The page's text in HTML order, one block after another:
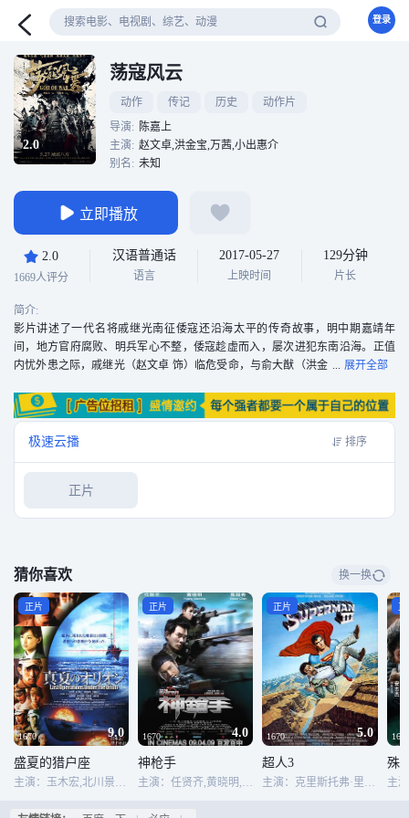
登录
2.0
荡寇风云
动作 传记 历史
动作片
导演: 陈嘉上
主演: 赵文卓,洪金宝,万茜,小出惠介
别名: 未知
立即播放
2.0
1669人评分
汉语普通话
语言
2017-05-27
上映时间
129分钟
片长
简介:
影片讲述了一代名将戚继光南征倭寇还沿海太平的传奇故事，明中期嘉靖年
间，地方官府腐败、明兵军心不整，倭寇趁虚而入，屡次进犯东南沿海。正值
内忧外患之际，戚继光（赵文卓 饰）临危受命，与俞大猷（洪金
新兵，以先进武器 、精绝阵法武装部队，成为史上首支“特种部队”、闻名中外
的“戚家军”。
极速云播 排序
正片
猜你喜欢 换一换
1670 9.0
正片
盛夏的猎户座
主演：玉木宏,北川景子,平冈祐太,吹越满,木野雅仁,奥村知史
1670 4.0
正片
神枪手
主演：任贤齐,黄晓明,陈冠希,叶璇,刘浩龙,廖启智,邓健泓,方皓玟,王秀琳,高捷,林保怡,刘国昌
1670 5.0
正片
超人3
主演：克里斯托弗·里夫,理查德·普赖尔,杰基·库珀,马克·麦克卢尔,安妮特·奥图
1670
正
殊